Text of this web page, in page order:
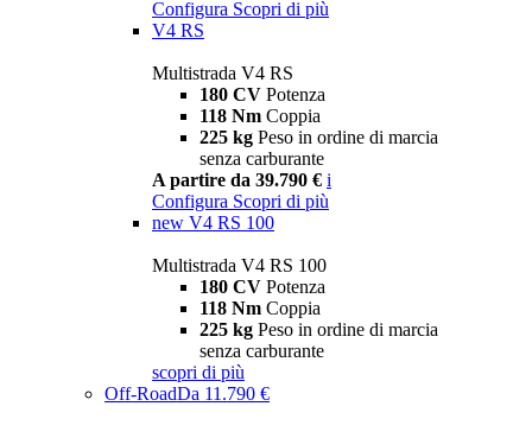
Configura Scopri di più
V4 RS
Multistrada V4 RS
180 CV Potenza
118 Nm Coppia
225 kg Peso in ordine di marcia
senza carburante
A partire da 39.790 € i
Configura Scopri di più
new V4 RS 100
Multistrada V4 RS 100
180 CV Potenza
118 Nm Coppia
225 kg Peso in ordine di marcia
senza carburante
scopri di più
Off-RoadDa 11.790 €